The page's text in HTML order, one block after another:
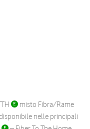
misto Fibra/Rame
nelle principali